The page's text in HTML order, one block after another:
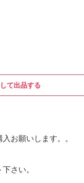
て出品する
入お願いします。。
さい。